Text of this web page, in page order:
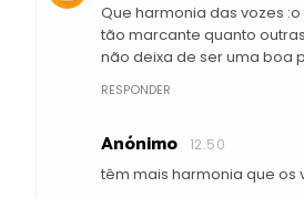
Que harmonia das vozes
tão marcante quanto
não deixa de ser uma boa
RESPONDER
Anónimo 12:50
têm mais harmonia que os